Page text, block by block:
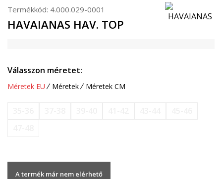
Termékkód: 4.000.029-0001
HAVAIANAS HAV. TOP
Válasszon méretet:
Méretek EU Méretek Méretek CM
A termék már nem elérhető